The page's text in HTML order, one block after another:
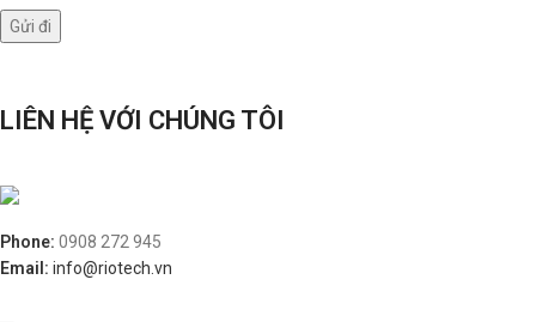
LIÊN HỆ VỚI CHÚNG TÔI
Phone: 0908 272 945
Email: info@riotech.vn